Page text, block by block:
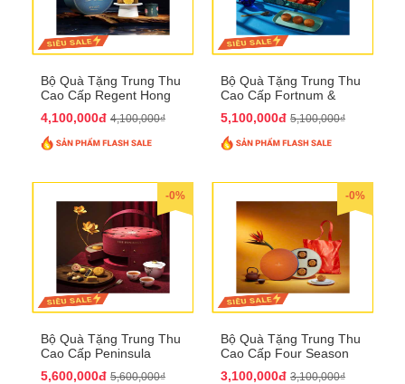
Bộ Quà Tặng Trung Thu
Cao Cấp Regent Hong
4,100,000đ 4,100,000₫
Bộ Quà Tặng Trung Thu
Cao Cấp Fortnum &
5,100,000đ 5,100,000₫
-0%
Bộ Quà Tặng Trung Thu
Cao Cấp Peninsula
5,600,000đ 5,600,000₫
-0%
Bộ Quà Tặng Trung Thu
Cao Cấp Four Season
3,100,000đ 3,100,000₫